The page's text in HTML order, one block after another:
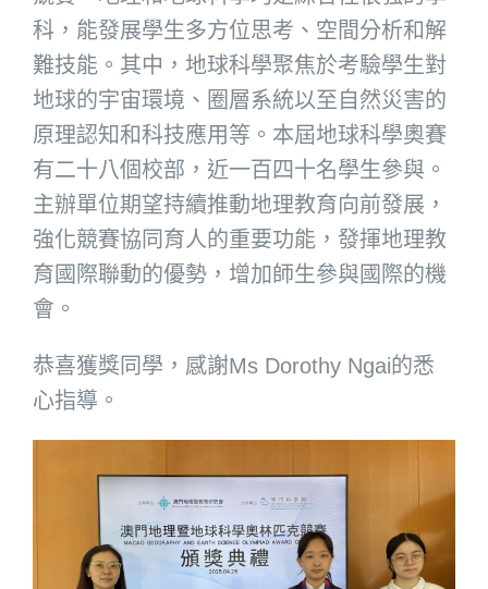
科，能發展學生多方位思考、空間分析和解
難技能。其中，地球科學聚焦於考驗學生對
地球的宇宙環境、圈層系統以至自然災害的
原理認知和科技應用等。本屆地球科學奧賽
有二十八個校部，近一百四十名學生參與。
主辦單位期望持續推動地理教育向前發展，
強化競賽協同育人的重要功能，發揮地理教
育國際聯動的優勢，增加師生參與國際的機
會。
恭喜獲獎同學，感謝Ms Dorothy Ngai的悉
心指導。